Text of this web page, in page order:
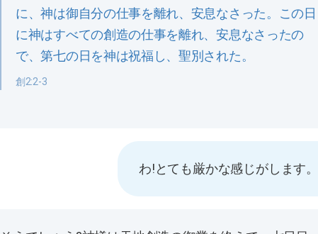
に、神は御自分の仕事を離れ、安息なさった。この日
に神はすべての創造の仕事を離れ、安息なさったの
で、第七の日を神は祝福し、聖別された。
創2:2-3
わ!とても厳かな感じがします。